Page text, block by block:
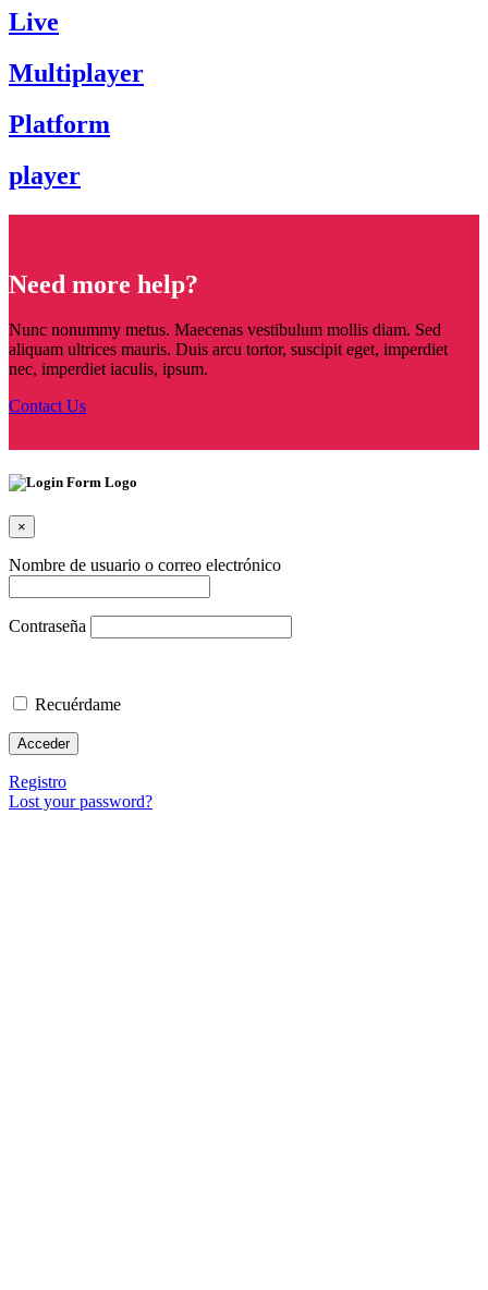
Live
Multiplayer
Platform
player
Need more help?
Nunc nonummy metus. Maecenas vestibulum mollis diam. Sed
aliquam ultrices mauris. Duis arcu tortor, suscipit eget, imperdiet
nec, imperdiet iaculis, ipsum.
Contact Us
×
Nombre de usuario o correo electrónico
Contraseña
Recuérdame
Registro
Lost your password?